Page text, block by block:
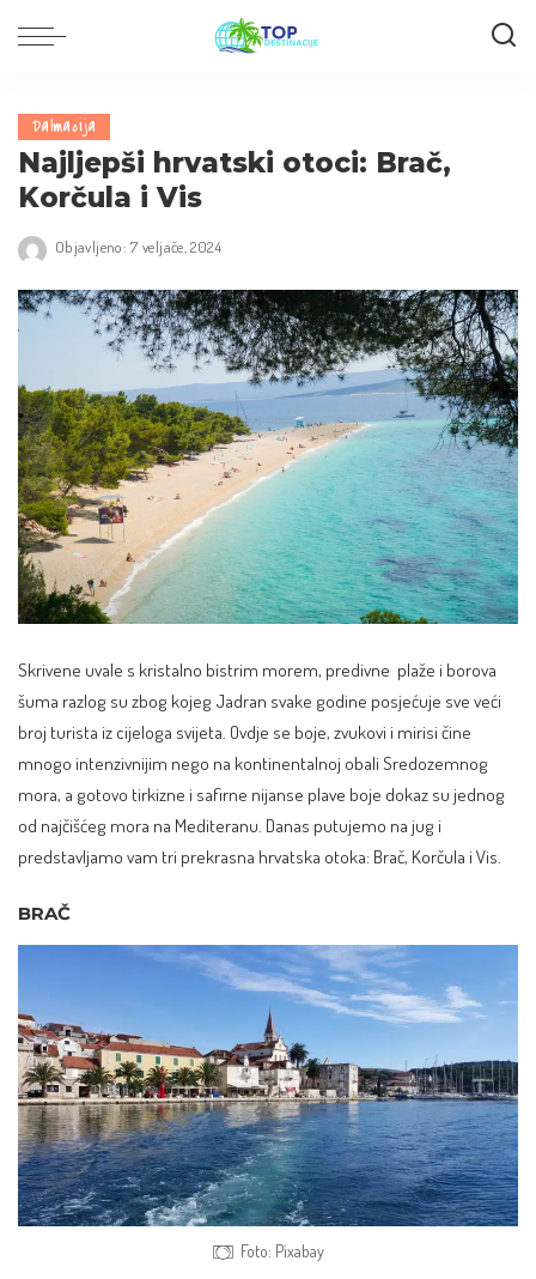
Dalmacija
Najljepši hrvatski otoci: Brač,
Korčula i Vis
Objavljeno: 7 veljače, 2024
Skrivene uvale s kristalno bistrim morem, predivne plaže i borova
šuma razlog su zbog kojeg Jadran svake godine posjećuje sve veći
broj turista iz cijeloga svijeta. Ovdje se boje, zvukovi i mirisi čine
mnogo intenzivnijim nego na kontinentalnoj obali Sredozemnog
mora, a gotovo tirkizne i safirne nijanse plave boje dokaz su jednog
od najčišćeg mora na Mediteranu. Danas putujemo na jug i
predstavljamo vam tri prekrasna hrvatska otoka: Brač, Korčula i Vis.
BRAČ
Foto: Pixabay